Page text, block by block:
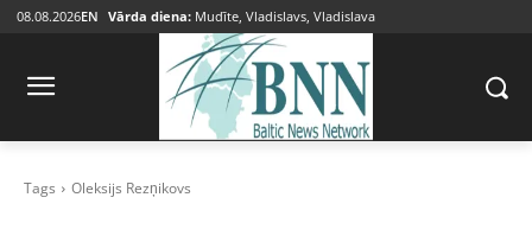
08.08.2026EN Vārda diena: Mudīte, Vladislavs, Vladislava
Tags Oleksijs Rezņikovs